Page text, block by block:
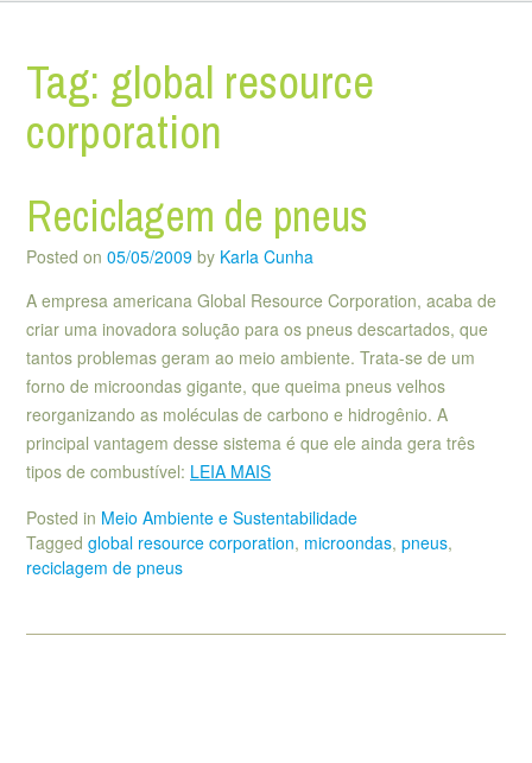
Tag: global resource
corporation
Reciclagem de pneus
Posted on 05/05/2009 by Karla Cunha
A empresa americana Global Resource Corporation, acaba de
criar uma inovadora solução para os pneus descartados, que
tantos problemas geram ao meio ambiente. Trata-se de um
forno de microondas gigante, que queima pneus velhos
reorganizando as moléculas de carbono e hidrogênio. A
principal vantagem desse sistema é que ele ainda gera três
tipos de combustível: LEIA MAIS
Posted in Meio Ambiente e Sustentabilidade
Tagged global resource corporation, microondas, pneus,
reciclagem de pneus